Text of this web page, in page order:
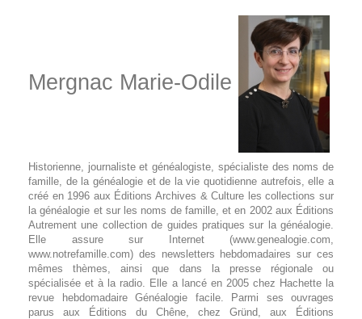
Mergnac Marie-Odile
Historienne, journaliste et généalogiste, spécialiste des noms de
famille, de la généalogie et de la vie quotidienne autrefois, elle a
créé en 1996 aux Éditions Archives & Culture les collections sur
la généalogie et sur les noms de famille, et en 2002 aux Éditions
Autrement une collection de guides pratiques sur la généalogie.
Elle assure sur Internet (www.genealogie.com,
www.notrefamille.com) des newsletters hebdomadaires sur ces
mêmes thèmes, ainsi que dans la presse régionale ou
spécialisée et à la radio. Elle a lancé en 2005 chez Hachette la
revue hebdomadaire Généalogie facile. Parmi ses ouvrages
parus aux Éditions du Chêne, chez Gründ, aux Éditions